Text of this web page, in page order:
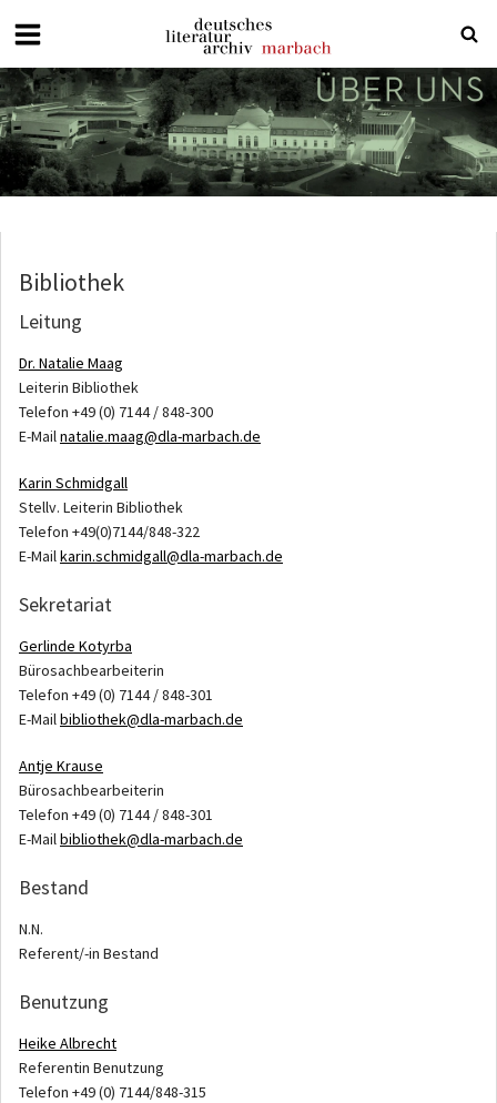
Deutsches
Literaturarchiv
Marbach
Bibliothek
Leitung
Dr. Natalie Maag
Leiterin Bibliothek
Telefon +49 (0) 7144 / 848-300
E-Mailnatalie.maag@dla-marbach.de
Karin Schmidgall
Stellv. Leiterin Bibliothek
Telefon +49(0)7144/848-322
E-Mailkarin.schmidgall@dla-marbach.de
Sekretariat
Gerlinde Kotyrba
Bürosachbearbeiterin
Telefon +49 (0) 7144 / 848-301
E-Mailbibliothek@dla-marbach.de
Antje Krause
Bürosachbearbeiterin
Telefon +49 (0) 7144 / 848-301
E-Mailbibliothek@dla-marbach.de
Bestand
N.N.
Referent/-in Bestand
Benutzung
Heike Albrecht
Referentin Benutzung
Telefon +49 (0) 7144/848-315